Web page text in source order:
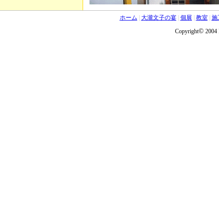
ホーム 大瀧文子の宴| 個展 教室| 施
Copyright© 2004